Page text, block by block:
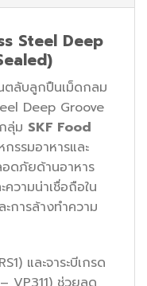
Steel Deep
ตลับลูกปืนเม็ดกลม
Deep Groove
ลุ่ม SKF Food
รรมอาหารและ
อดภัยด้านอาหาร
วามน่าเชื่อถือใน
การล้างทำความ
และจาระบีเกรด